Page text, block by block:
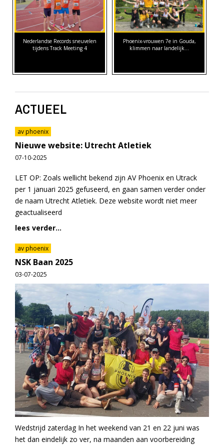
Nederlandse Records sneuvelen
tijdens Track Meeting 4
Phoenix-vrouwen 7e in Gouda,
klimmen naar landelijk…
ACTUEEL
av phoenix
Nieuwe website: Utrecht Atletiek
07-10-2025
LET OP: Zoals wellicht bekend zijn AV Phoenix en Utrack
per 1 januari 2025 gefuseerd, en gaan samen verder onder
de naam Utrecht Atletiek. Deze website wordt niet meer
geactualiseerd
lees verder...
av phoenix
NSK Baan 2025
03-07-2025
Wedstrijd zaterdag In het weekend van 21 en 22 juni was
het dan eindelijk zo ver, na maanden aan voorbereiding